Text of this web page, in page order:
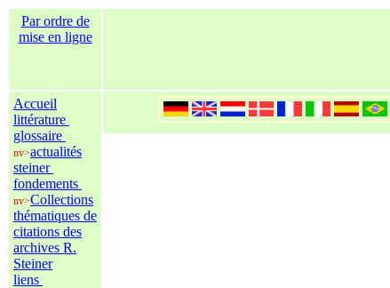
Par ordre de
mise en ligne
Accueil
littérature
glossaire
nv>actualités
steiner
fondements
nv>Collections
thématiques de
citations des
archives R.
Steiner
liens